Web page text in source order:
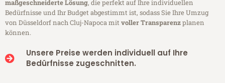
maßgeschneiderte Lösung, die perfekt auf Ihre individuellen
Bedürfnisse und Ihr Budget abgestimmt ist, sodass Sie Ihre Umzug
von Düsseldorf nach Cluj-Napoca mitvoller Transparenzplanen
können.
Unsere Preise werden individuell auf Ihre
Bedürfnisse zugeschnitten.